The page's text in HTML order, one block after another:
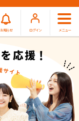
お知らせ ログイン メニュー